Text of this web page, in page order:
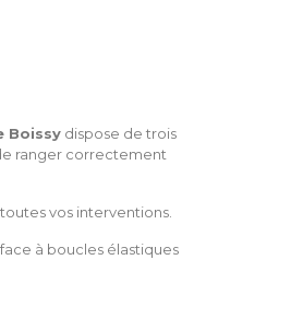
Boissydispose de trois
ranger correctement
vos interventions.
à boucles élastiques